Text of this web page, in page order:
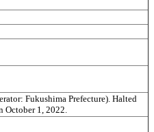
Fukushima Prefecture). Halted
October 1, 2022.